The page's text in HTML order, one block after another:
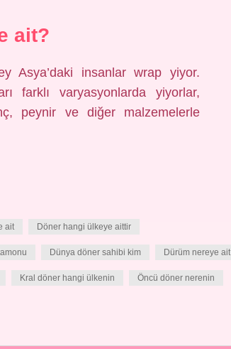
ait?
Asya’daki insanlar wrap yiyor.
farklı varyasyonlarda yiyorlar,
peynir ve diğer malzemelerle
ait Döner hangi ülkeye aittir
Dünya döner sahibi kim Dürüm nereye ait
Kral döner hangi ülkenin Öncü döner nerenin